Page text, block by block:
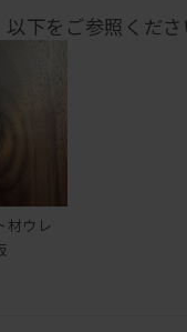
下をご参照くだ
材ウレ